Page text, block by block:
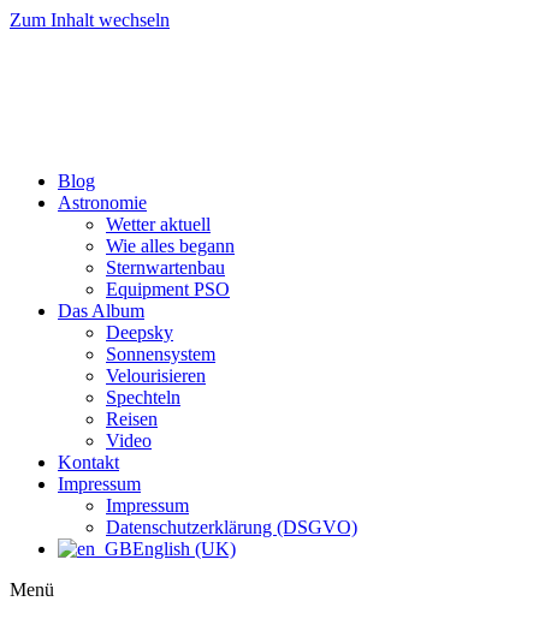
Zum Inhalt wechseln
Blog
Astronomie
Wetter aktuell
Wie alles begann
Sternwartenbau
Equipment PSO
Das Album
Deepsky
Sonnensystem
Velourisieren
Spechteln
Reisen
Video
Kontakt
Impressum
Impressum
Datenschutzerklärung (DSGVO)
English (UK)
Menü